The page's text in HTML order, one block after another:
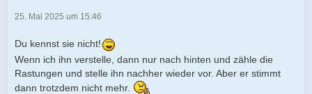
25. Mai 2025 um 15:46
Du kennst sie nicht!
Wenn ich ihn verstelle, dann nur nach hinten und zähle die
Rastungen und stelle ihn nachher wieder vor. Aber er stimmt
dann trotzdem nicht mehr.